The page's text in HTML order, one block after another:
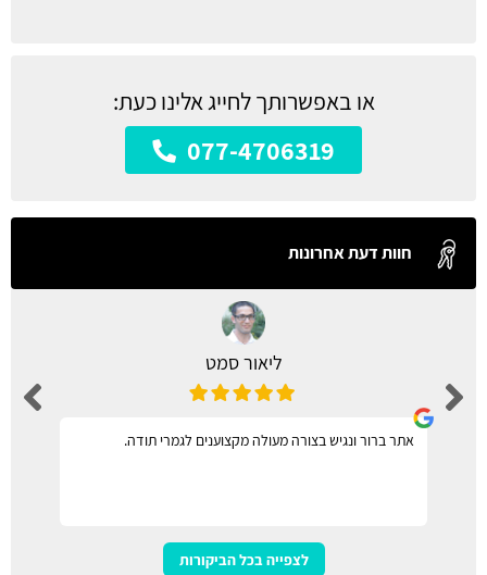
או באפשרותך לחייג אלינו כעת:
077-4706319
חוות דעת אחרונות
ליאור סמט
אתר ברור ונגיש בצורה מעולה מקצוענים לגמרי תודה.
לצפייה בכל הביקורות